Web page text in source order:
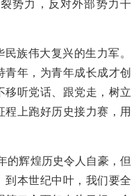
势力，反对外部势力干
族伟大复兴的生力军。
年，为青年成长成才创
移听党话、跟党走，树立
上跑好历史接力赛，用
的辉煌历史令人自豪，但
到本世纪中叶，我们要全